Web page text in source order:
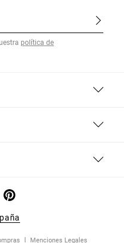
política de
Menciones Legales